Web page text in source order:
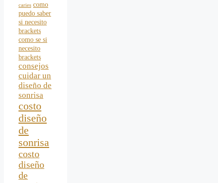
caries como
puedo saber
si necesito
brackets
como se si
necesito
brackets
consejos
cuidar un
diseño de
sonrisa
costo
diseño
de
sonrisa
costo
diseño
de